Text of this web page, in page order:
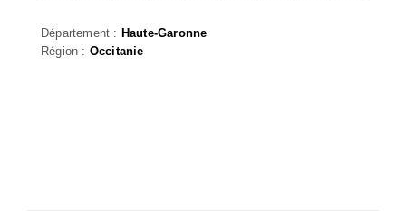
Département : Haute-Garonne
Région : Occitanie